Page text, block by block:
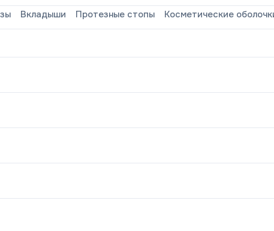
Вкладыши Протезные стопы Косметические